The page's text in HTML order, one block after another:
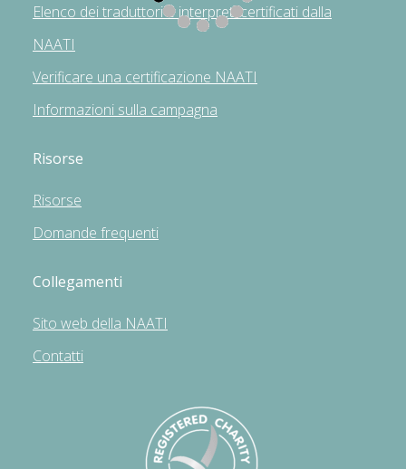
Elenco dei traduttori e interpreti certificati dalla
NAATI
Verificare una certificazione NAATI
Informazioni sulla campagna
Risorse
Risorse
Domande frequenti
Collegamenti
Sito web della NAATI
Contatti